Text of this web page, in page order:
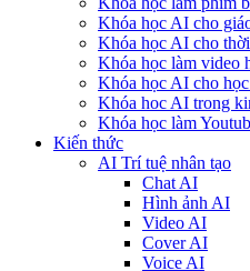
Khóa học AI cho
Khóa học AI cho
Khóa học làm video
Khóa học AI cho
Khóa hoc AI trong
Khóa học làm
Kiến thức
AI Trí tuệ nhân tạo
Chat AI
Hình ảnh AI
Video AI
Cover AI
Voice AI